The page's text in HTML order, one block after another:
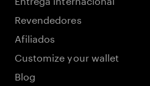
Revendedores
Afiliados
Customize your wallet
Blog